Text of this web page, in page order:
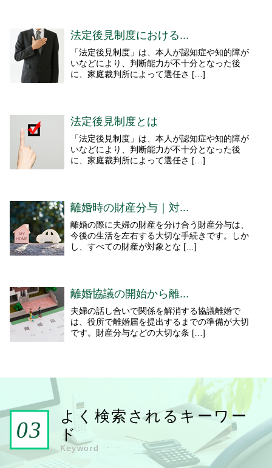
法定後見制度における...
「法定後見制度」は、本人が認知症や知的障が
いなどにより、判断能力が不十分となった後
に、家庭裁判所によって選任さ […]
法定後見制度とは
「法定後見制度」は、本人が認知症や知的障が
いなどにより、判断能力が不十分となった後
に、家庭裁判所によって選任さ […]
離婚時の財産分与｜対...
離婚の際に夫婦の財産を分け合う財産分与は、
今後の生活を左右する大切な手続きです。しか
し、すべての財産が対象とな […]
離婚協議の開始から離...
夫婦の話し合いで関係を解消する協議離婚で
は、役所で離婚届を提出するまでの準備が大切
です。財産分与などの大切な条 […]
よく検索されるキーワー
ド
Keyword